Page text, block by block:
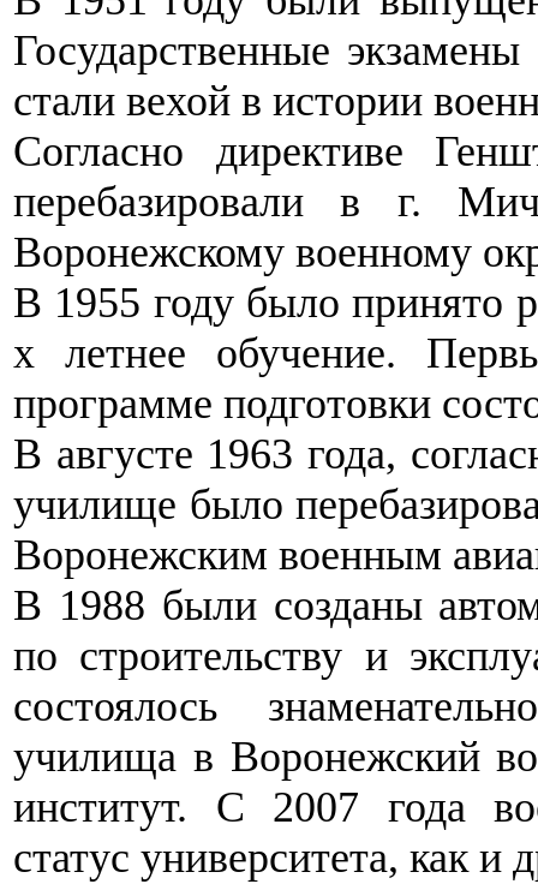
Государственные
стали вехой в истории
Согласно директиве
перебазировали в г.
Воронежскому военному
В 1955 году было принято
х летнее обучение.
программе подготовки
В августе 1963 года,
училище было
Воронежским военным
В 1988 были созданы
по строительству и
состоялось
училища в Воронежский
институт. С 2007 года
статус университета, как